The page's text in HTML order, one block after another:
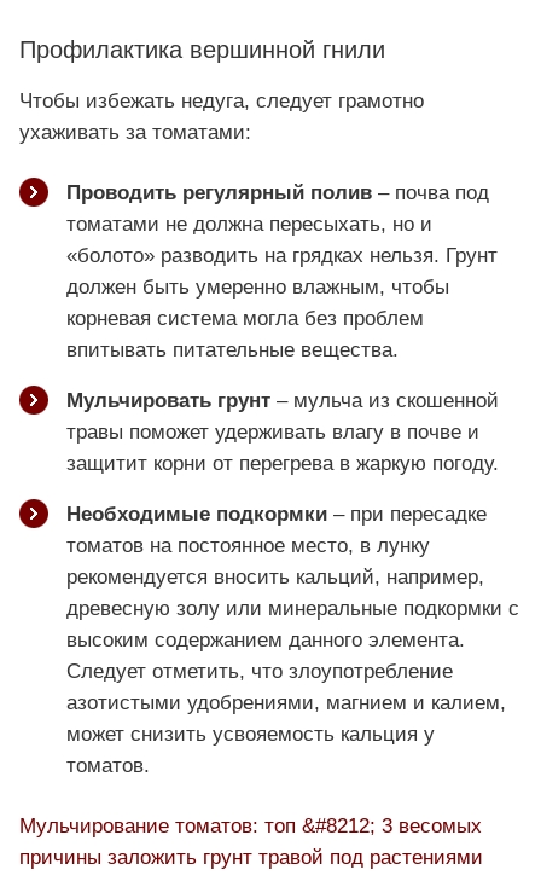
Профилактика вершинной гнили
Чтобы избежать недуга, следует грамотно
ухаживать за томатами:
Проводить регулярный полив – почва под
томатами не должна пересыхать, но и
«болото» разводить на грядках нельзя. Грунт
должен быть умеренно влажным, чтобы
корневая система могла без проблем
впитывать питательные вещества.
Мульчировать грунт – мульча из скошенной
травы поможет удерживать влагу в почве и
защитит корни от перегрева в жаркую погоду.
Необходимые подкормки – при пересадке
томатов на постоянное место, в лунку
рекомендуется вносить кальций, например,
древесную золу или минеральные подкормки с
высоким содержанием данного элемента.
Следует отметить, что злоупотребление
азотистыми удобрениями, магнием и калием,
может снизить усвояемость кальция у
томатов.
Мульчирование томатов: топ &#8212; 3 весомых
причины заложить грунт травой под растениями